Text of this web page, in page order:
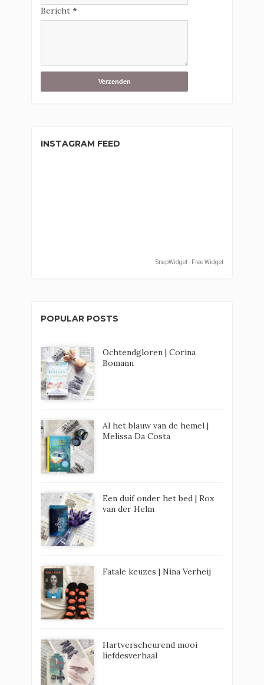
Bericht *
INSTAGRAM FEED
SnapWidget · Free Widget
POPULAR POSTS
Ochtendgloren | Corina
Bomann
Al het blauw van de hemel |
Melissa Da Costa
Een duif onder het bed | Rox
van der Helm
Fatale keuzes | Nina Verheij
Hartverscheurend mooi
liefdesverhaal